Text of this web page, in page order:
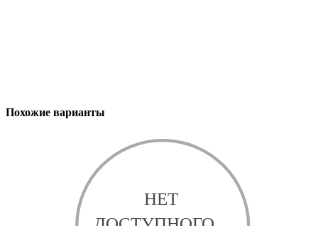
Похожие варианты